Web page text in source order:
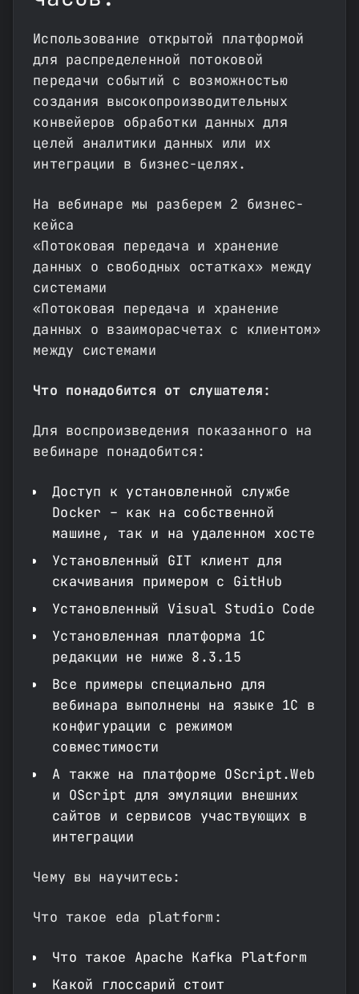
Использование открытой платформой
для распределенной потоковой
передачи событий с возможностью
создания высокопроизводительных
конвейеров обработки данных для
целей аналитики данных или их
интеграции в бизнес-целях.
На вебинаре мы разберем 2 бизнес-
кейса
«Потоковая передача и хранение
данных о свободных остатках» между
системами
«Потоковая передача и хранение
данных о взаиморасчетах с клиентом»
между системами
Что понадобится от слушателя:
Для воспроизведения показанного на
вебинаре понадобится:
Доступ к установленной службе
Docker – как на собственной
машине, так и на удаленном хосте
Установленный GIT клиент для
скачивания примером с GitHub
Установленный Visual Studio Code
Установленная платформа 1С
редакции не ниже 8.3.15
Все примеры специально для
вебинара выполнены на языке 1С в
конфигурации с режимом
совместимости
А также на платформе OScript.Web
и OScript для эмуляции внешних
сайтов и сервисов участвующих в
интеграции
Чему вы научитесь:
Что такое eda platform:
Что такое Apache Kafka Platform
Какой глоссарий стоит